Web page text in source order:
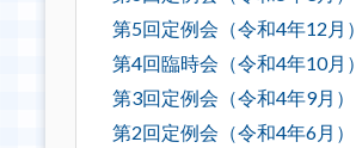
第5回定例会（令和4年12月）
第4回臨時会（令和4年10月）
第3回定例会（令和4年9月）
第2回定例会（令和4年6月）